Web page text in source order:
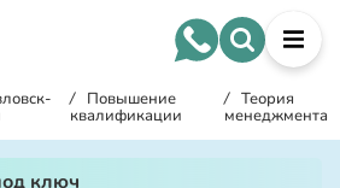
/ Повышение
квалификации
/ Теория
менеджмента
ключ